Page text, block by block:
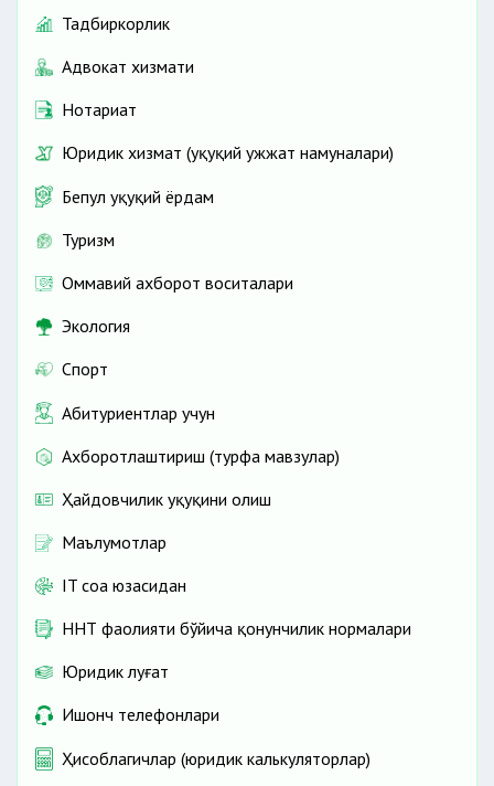
Тадбиркорлик
Адвокат хизмати
Нотариат
Юридик хизмат (ҳуқуқий ҳужжат намуналари)
Бепул ҳуқуқий ёрдам
Туризм
Оммавий ахборот воситалари
Экология
Спорт
Абитуриентлар учун
Ахборотлаштириш (турфа мавзулар)
Ҳайдовчилик ҳуқуқини олиш
Маълумотлар
IT соҳа юзасидан
ННТ фаолияти бўйича қонунчилик нормалари
Юридик луғат
Ишонч телефонлари
Ҳисоблагичлар (юридик калькуляторлар)